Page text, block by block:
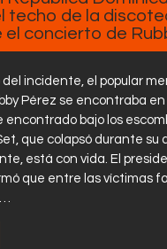
techo de la
concierto de
incidente, el popular
Pérez se encontraba
bajo los
que colapsó durante su
está con vida. El
que entre las víctimas